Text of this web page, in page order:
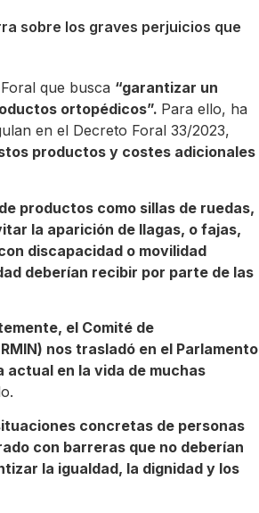
sobre los graves perjuicios que
que busca “garantizar un
ortopédicos”. Para ello, ha
en el Decreto Foral 33/2023,
productos y costes adicionales
productos como sillas de ruedas,
la aparición de llagas, o fajas,
discapacidad o movilidad
deberían recibir por parte de las
el Comité de
nos trasladó en el Parlamento
en la vida de muchas
concretas de personas
con barreras que no deberían
la igualdad, la dignidad y los